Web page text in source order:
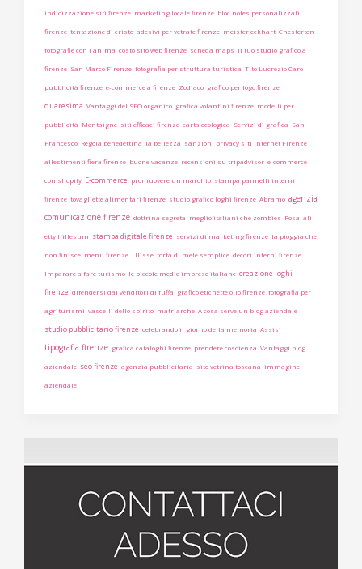
indicizzazione siti firenze marketing locale firenze bloc notes personalizzati
firenze tentazione di cristo adesivi per vetrate firenze meister eckhart Chesterton
fotografie con l anima costo sito web firenze scheda maps il tuo studio grafico a
firenze San Marco Firenze fotografia per struttura turistica Tito Lucrezio Caro
pubblicità firenze e-commerce a firenze Zodiaco grafico per logo firenze
quaresima Vantaggi del SEO organico grafica volantini firenze modelli per
pubblicità Montaigne siti efficaci firenze carta ecologica Servizi di grafica San
Francesco Regola benedettina la bellezza sanzioni privacy siti internet Firenze
allestimenti fiera firenze buone vacanze recensioni su tripadvisor e-commerce
con shopify E-commerce promuovere un marchio stampa pannelli interni
firenze tovagliette alimentari firenze studio grafico loghi firenze Abramo agenzia
comunicazione firenze dottrina segreta meglio italiani che zombies Rosa ali
etty hillesum stampa digitale firenze servizi di marketing firenze la pioggia che
non finisce menu firenze Ulisse torta di mele semplice decori interni firenze
Imparare a fare turismo le piccole medie imprese italiane creazione loghi
firenze difendersi dai venditori di fuffa grafico etichette olio firenze fotografia per
agriturismi vascelli dello spirito matriarche A cosa serve un blog aziendale
studio pubblicitario firenze celebrando il giorno della memoria Assisi
tipografia firenze grafica cataloghi firenze prendere coscienza Vantaggi blog
aziendale seo firenze agenzia pubblicitaria sito vetrina toscana immagine
aziendale